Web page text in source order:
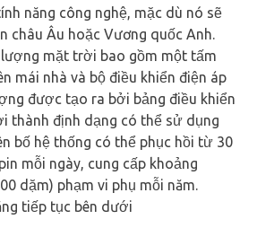
năng công nghệ, mặc dù nó sẽ
châu Âu hoặc Vương quốc Anh.
lượng mặt trời bao gồm một tấm
mái nhà và bộ điều khiển điện áp
được tạo ra bởi bảng điều khiển
thành định dạng có thể sử dụng
bố hệ thống có thể phục hồi từ 30
mỗi ngày, cung cấp khoảng
dặm) phạm vi phụ mỗi năm.
tiếp tục bên dưới